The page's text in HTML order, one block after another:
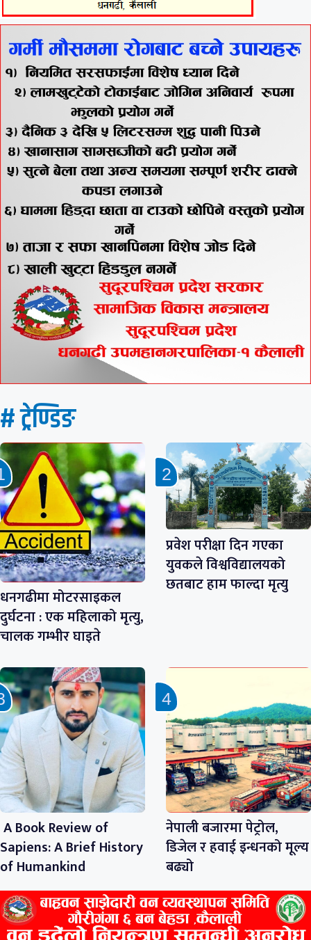
# ट्रेण्डिङ
धनगढीमा मोटरसाइकल
दुर्घटना : एक महिलाको मृत्यु,
चालक गम्भीर घाइते
प्रवेश परीक्षा दिन गएका
युवकले विश्वविद्यालयको
छतबाट हाम फाल्दा मृत्यु
A Book Review of
Sapiens: A Brief History
of Humankind
नेपाली बजारमा पेट्रोल,
डिजेल र हवाई इन्धनको मूल्य
बढ्यो